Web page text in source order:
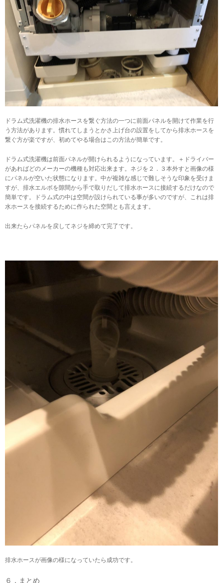
ドラム式洗濯機の排水ホースを繋ぐ方法の一つに前面パネルを開けて作業を行
う方法があります。慣れてしまうとかさ上げ台の設置をしてから排水ホースを
繋ぐ方が楽ですが、初めてやる場合はこの方法が簡単です。
ドラム式洗濯機は前面パネルが開けられるようになっています。＋ドライバー
があればどのメーカーの機種も対応出来ます。ネジを２．３本外すと画像の様
にパネルが空いた状態になります。中が複雑な感じで難しそうな印象を受けま
すが、排水エルボを隙間から手で取りだして排水ホースに接続するだけなので
簡単です。ドラム式の中は空間が設けられている事が多いのですが、これは排
水ホースを接続するために作られた空間とも言えます。
出来たらパネルを戻してネジを締めて完了です。
排水ホースが画像の様になっていたら成功です。
６．まとめ